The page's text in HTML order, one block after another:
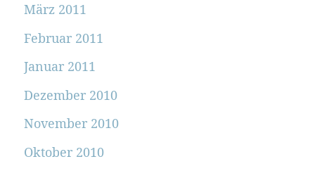
März 2011
Februar 2011
Januar 2011
Dezember 2010
November 2010
Oktober 2010